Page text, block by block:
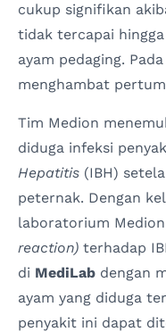
cukup signifikan
tidak tercapai
ayam pedaging.
menghambat
Tim Medion
diduga infeksi
Hepatitis (IBH)
peternak. Dengan
laboratorium
reaction) terhadap
di MediLab dengan
ayam yang diduga
penyakit ini dapat